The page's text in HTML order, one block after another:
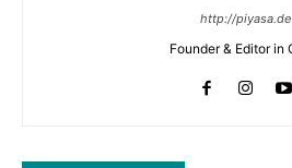
http://piyasa.de
Founder & Editor in